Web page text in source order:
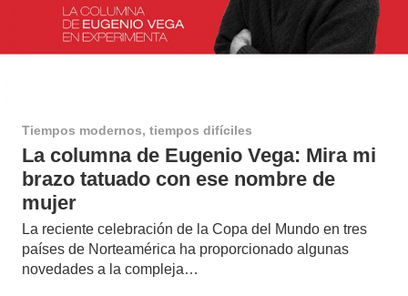
Tiempos modernos, tiempos difíciles
La columna de Eugenio Vega: Mira mi
brazo tatuado con ese nombre de
mujer
La reciente celebración de la Copa del Mundo en tres
países de Norteamérica ha proporcionado algunas
novedades a la compleja…